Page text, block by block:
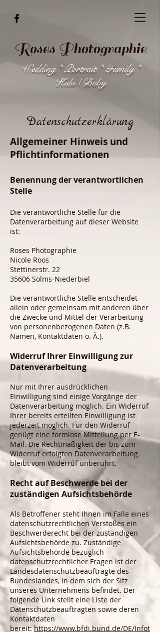
Roses Photographie
Wedding * Portrait * Family *
Kids / Baby
Datenschutzerklärung
Allgemeiner Hinweis und
Pflichtinformationen
Benennung der verantwortlichen
Stelle
Die verantwortliche Stelle für die
Datenverarbeitung auf dieser Website
ist:
Roses Photographie
Nicole Roos
Stettinerstr. 22
35606 Solms-Niederbiel
Die verantwortliche Stelle entscheidet
allein oder gemeinsam mit anderen über
die Zwecke und Mittel der Verarbeitung
von personenbezogenen Daten (z.B.
Namen, Kontaktdaten o. Ä.).
Widerruf Ihrer Einwilligung zur
Datenverarbeitung
Nur mit Ihrer ausdrücklichen
Einwilligung sind einige Vorgänge der
Datenverarbeitung möglich. Ein Widerruf
Ihrer bereits erteilten Einwilligung ist
jederzeit möglich. Für den Widerruf
genügt eine formlose Mitteilung per E-
Mail. Die Rechtmäßigkeit der bis zum
Widerruf erfolgten Datenverarbeitung
bleibt vom Widerruf unberührt.
Recht auf Beschwerde bei der
zuständigen Aufsichtsbehörde
Als Betroffener steht Ihnen im Falle eines
datenschutzrechtlichen Verstoßes ein
Beschwerderecht bei der zuständigen
Aufsichtsbehörde zu. Zuständige
Aufsichtsbehörde bezüglich
datenschutzrechtlicher Fragen ist der
Landesdatenschutzbeauftragte des
Bundeslandes, in dem sich der Sitz
unseres Unternehmens befindet. Der
folgende Link stellt eine Liste der
Datenschutzbeauftragten sowie deren
Kontaktdaten
bereit:https://www.bfdi.bund.de/DE/Infot